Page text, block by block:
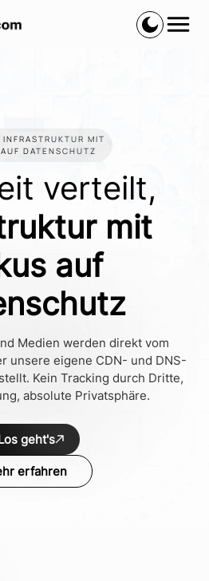
INFRASTRUKTUR MIT
DATENSCHUTZ
verteilt,
mit
auf
Medien werden direkt vom
unsere eigene CDN- und DNS-
Kein Tracking durch Dritte,
absolute Privatsphäre.
geht's
erfahren